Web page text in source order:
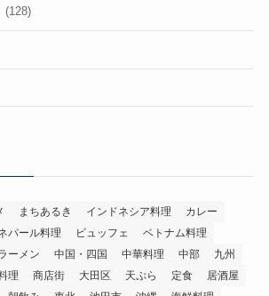
(128)
まちあるき インドネシア料理
カレー
パール料理 ビュッフェ
ベトナム料理
ーメン 中国・四国 中華料理 中部
九州
理 商店街 大田区 天ぷら 定食
居酒屋